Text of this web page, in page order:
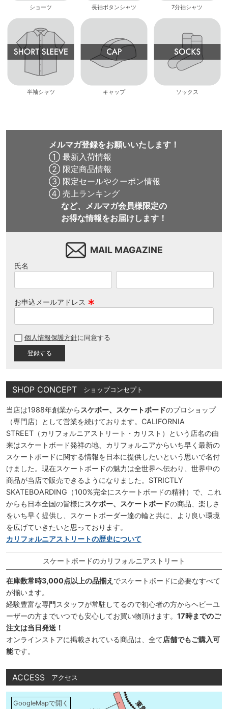
ショーツ 長袖ボタンシャツ 7分袖シャツ
半袖シャツ キャップ ソックス
メルマガ登録をお願いいたします！
① 最新入荷情報
② 限定商品情報
③ 限定セールやクーポン情報
④ 売上ランキング
など、メルマガ会員様限定の
お得な情報をお届けします！
MAIL MAGAZINE
氏名
お申込メールアドレス
須
個人情報保護方針に同意する
SHOP CONCEPT ショップコンセプト
当店は1988年創業から スケボー、スケートボードのプロショップ
（専門店）として営業を続けております。CALIFORNIA
STREET（カリフォルニアストリート・カリスト）という店名の由
来はスケートボード発祥の地、カリフォルニアからいち早く最新の
スケートボードに関する情報を日本に提供したいという思いで名付
けました。現在スケートボードの魅力は全世界へ伝わり、世界中の
商品が当店で販売できるようになりました。STRICTLY
SKATEBOARDING（100%完全にスケートボードの精神）で、これ
からも日本全国の皆様に スケボー、スケートボードの商品、楽しさ
をいち早く提供し、スケートボーダー達の輪と共に、より良い環境
を広げていきたいと思っております。
カリフォルニアストリートの歴史について
スケートボードのカリフォルニアストリート
在庫数常時3,000点以上の品揃え でスケートボードに必要なすべて
が揃います。
経験豊富な専門スタッフが常駐してるので初心者の方からヘビーユ
ーザーの方までいつでも安心してお買い物頂けます。 17時までのご
注文は当日発送！
オンラインストアに掲載されている商品は、全て店舗でもご購入可
能です。
ACCESS アクセス
GoogleMapで開く